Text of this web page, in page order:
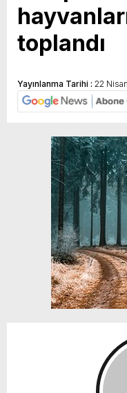
toplandı
Yayınlanma Tarihi : 22